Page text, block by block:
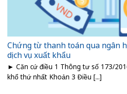
Chứng từ thanh toán qua ngân
dịch vụ xuất khẩu
► Căn cứ điều 1 Thông tư số 173/
khổ thứ nhất Khoản 3 Điều [...]